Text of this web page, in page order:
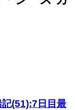
(51):7日目最